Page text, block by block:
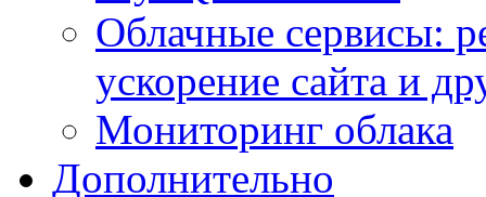
Облачные сервисы:
ускорение сайта и
Мониторинг облака
Дополнительно